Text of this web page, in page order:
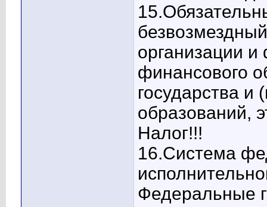
организации и
финансового
государства
образований,
Налог!!!
16.Система
Федеральные